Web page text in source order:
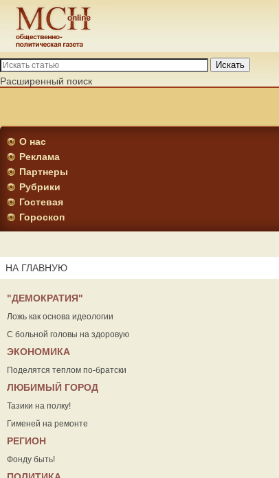
Искать
Расширенный поиск
О нас
Реклама
Партнеры
Рубрики
Гостевая
Гороскоп
НА ГЛАВНУЮ
"ДЕМОКРАТИЯ"
Ложь как основа идеологии
С больной головы на здоровую
ЭКОНОМИКА
Поделятся теплом по-братски
ЛЮБИМЫЙ ГОРОД
Тазики на полку!
Гименей на ремонте
РЕГИОН
Фонду быть!